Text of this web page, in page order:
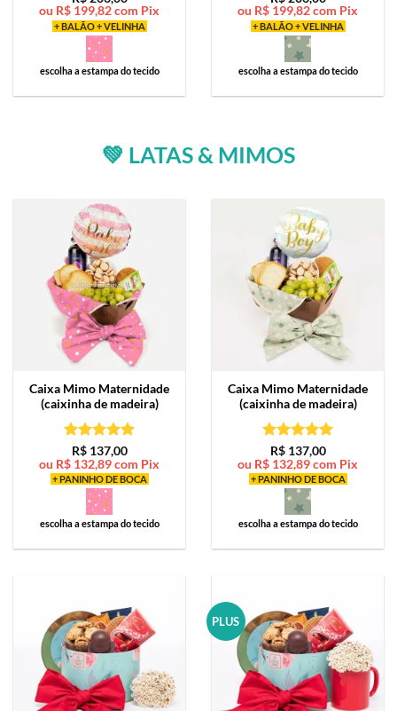
de 5
ou R$ 199,82com Pix
+ BALÃO + VELINHA
escolha a estampa do tecido
de 5
ou R$ 199,82com Pix
+ BALÃO + VELINHA
escolha a estampa do tecido
💚 LATAS & MIMOS
Caixa Mimo Maternidade
(caixinha de madeira)
Avaliação5
de 5
R$137,00
ou R$ 132,89com Pix
+ PANINHO DE BOCA
escolha a estampa do tecido
Caixa Mimo Maternidade
(caixinha de madeira)
Avaliação5
de 5
R$137,00
ou R$ 132,89com Pix
+ PANINHO DE BOCA
escolha a estampa do tecido
PLUS